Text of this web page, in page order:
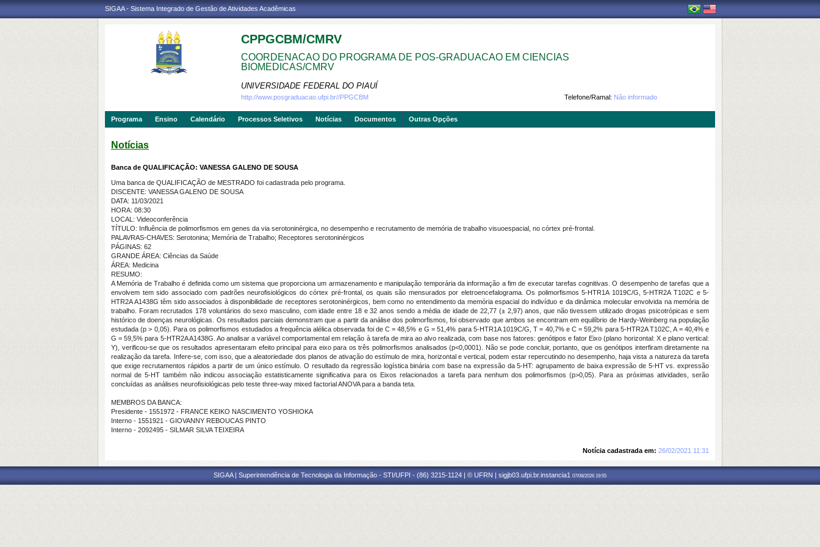
SIGAA - Sistema Integrado de Gestão de Atividades Acadêmicas
CPPGCBM/CMRV
COORDENACAO DO PROGRAMA DE POS-GRADUACAO EM CIENCIAS
BIOMEDICAS/CMRV
UNIVERSIDADE FEDERAL DO PIAUÍ
Telefone/Ramal: Não informado
http://www.posgraduacao.ufpi.br//PPGCBM
Programa Ensino Calendário Processos Seletivos Notícias Documentos Outras Opções
Notícias
Banca de QUALIFICAÇÃO: VANESSA GALENO DE SOUSA
Uma banca de QUALIFICAÇÃO de MESTRADO foi cadastrada pelo programa.
DISCENTE: VANESSA GALENO DE SOUSA
DATA: 11/03/2021
HORA: 08:30
LOCAL: Videoconferência
TÍTULO: Influência de polimorfismos em genes da via serotoninérgica, no desempenho e recrutamento de memória de trabalho visuoespacial, no córtex pré-frontal.
PALAVRAS-CHAVES: Serotonina; Memória de Trabalho; Receptores serotoninérgicos
PÁGINAS: 62
GRANDE ÁREA: Ciências da Saúde
ÁREA: Medicina
RESUMO:
A Memória de Trabalho é definida como um sistema que proporciona um armazenamento e manipulação temporária da informação a fim de executar tarefas cognitivas. O desempenho de tarefas que a
envolvem tem sido associado com padrões neurofisiológicos do córtex pré-frontal, os quais são mensurados por eletroencefalograma. Os polimorfismos5-HTR1A 1019C/G,5-HTR2A T102C e5-
HTR2AA1438G têm sido associados à disponibilidade de receptores serotoninérgicos, bem como no entendimento da memória espacial do indivíduo e da dinâmica molecular envolvida na memória de
trabalho. Foram recrutados 178 voluntários do sexo masculino, com idade entre 18 e 32 anos sendo a média de idade de 22,77 (± 2,97) anos, que não tivessem utilizado drogas psicotrópicas e sem
histórico de doenças neurológicas. Os resultados parciais demonstram que a partir da análise dos polimorfismos, foi observado que ambos se encontram em equilíbrio de Hardy-Weinberg na população
estudada (p > 0,05). Para os polimorfismos estudados a frequência alélica observada foi de C = 48,5% e G = 51,4% para 5-HTR1A 1019C/G, T = 40,7% e C = 59,2% para 5-HTR2AT102C, A = 40,4% e
G = 59,5% para 5-HTR2AA1438G. Ao analisar a variável comportamental em relação à tarefa de mira ao alvo realizada, com base nos fatores: genótipos e fator Eixo (plano horizontal: X e plano vertical:
Y), verificou-se que os resultados apresentaram efeito principal para eixo para os três polimorfismos analisados (p<0,0001). Não se pode concluir, portanto, que os genótipos interfiram diretamente na
realização da tarefa. Infere-se, com isso, que a aleatoriedade dos planos de ativação do estímulo de mira, horizontal e vertical, podem estar repercutindo no desempenho, haja vista a natureza da tarefa
que exige recrutamentos rápidos a partir de um único estímulo. O resultado da regressão logística binária com base na expressão da 5-HT: agrupamento de baixa expressão de 5-HT vs. expressão
normal de 5-HT também não indicou associação estatisticamente significativa para os Eixos relacionados a tarefa para nenhum dos polimorfismos (p>0,05). Para as próximas atividades, serão
concluídas as análises neurofisiológicas pelo teste three-way mixed factorial ANOVA para a banda teta.
MEMBROS DA BANCA:
Presidente - 1551972 - FRANCE KEIKO NASCIMENTO YOSHIOKA
Interno - 1551921 - GIOVANNY REBOUCAS PINTO
Interno - 2092495 - SILMAR SILVA TEIXEIRA
Notícia cadastrada em: 26/02/2021 11:31
SIGAA | Superintendência de Tecnologia da Informação - STI/UFPI - (86) 3215-1124 | © UFRN | sigjb03.ufpi.br.instancia1 07/08/2026 19:55